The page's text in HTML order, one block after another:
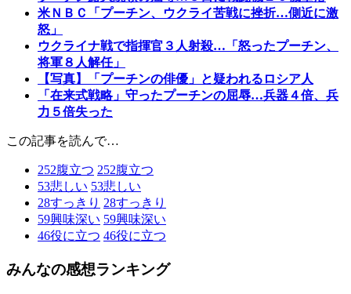
米ＮＢＣ「プーチン、ウクライ苦戦に挫折…側近に激
怒」
ウクライナ戦で指揮官３人射殺…「怒ったプーチン、
将軍８人解任」
【写真】「プーチンの俳優」と疑われるロシア人
「在来式戦略」守ったプーチンの屈辱…兵器４倍、兵
力５倍失った
この記事を読んで…
252腹立つ 252腹立つ
53悲しい 53悲しい
28すっきり 28すっきり
59興味深い 59興味深い
46役に立つ 46役に立つ
みんなの感想ランキング